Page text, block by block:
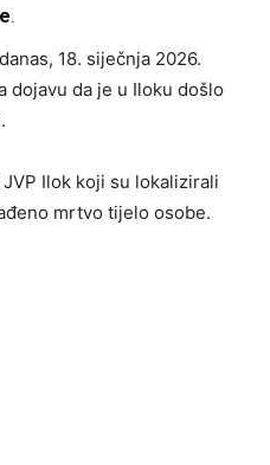
.
18. siječnja 2026.
dojavu da je u Iloku došlo
Ilok koji su lokalizirali
mrtvo tijelo osobe.